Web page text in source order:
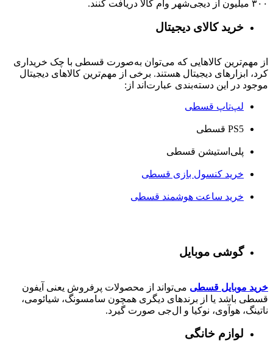
۳۰۰ میلیون از دیجی‌شهر وام کالا دریافت کنند.
خرید کالای دیجیتال
از مهم‌ترین کالاهایی که می‌توان به‌صورت قسطی با چک خریداری
کرد، ابزارهای دیجیتال هستند. برخی از مهم‌ترین کالاهای دیجیتال
موجود در این دسته‌بندی عبارت‌اند از:
لپ‌تاپ قسطی
PS5 قسطی
پلی‌استیشن قسطی
خرید کنسول بازی قسطی
خرید ساعت هوشمند قسطی
گوشی موبایل
خرید موبایل قسطی می‌تواند از محصولات پرفروش یعنی آیفون
قسطی باشد یا از برندهای دیگری همچون سامسونگ، شیائومی،
ناتینگ، هوآوی، نوکیا و ال‌جی صورت گیرد.
لوازم خانگی